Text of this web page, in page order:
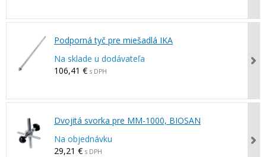
Podporná tyč pre miešadlá IKA
Na sklade u dodávateľa
106,41 € s DPH
Dvojitá svorka pre MM-1000, BIOSAN
Na objednávku
29,21 € s DPH